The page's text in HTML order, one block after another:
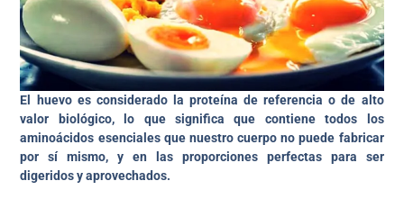
El huevo es considerado la proteína de referencia o de alto
valor biológico, lo que significa que contiene todos los
aminoácidos esenciales que nuestro cuerpo no puede fabricar
por sí mismo, y en las proporciones perfectas para ser
digeridos y aprovechados.